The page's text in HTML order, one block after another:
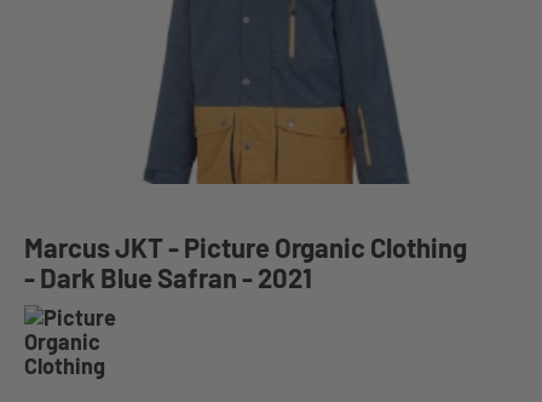
Marcus JKT - Picture Organic Clothing
- Dark Blue Safran - 2021